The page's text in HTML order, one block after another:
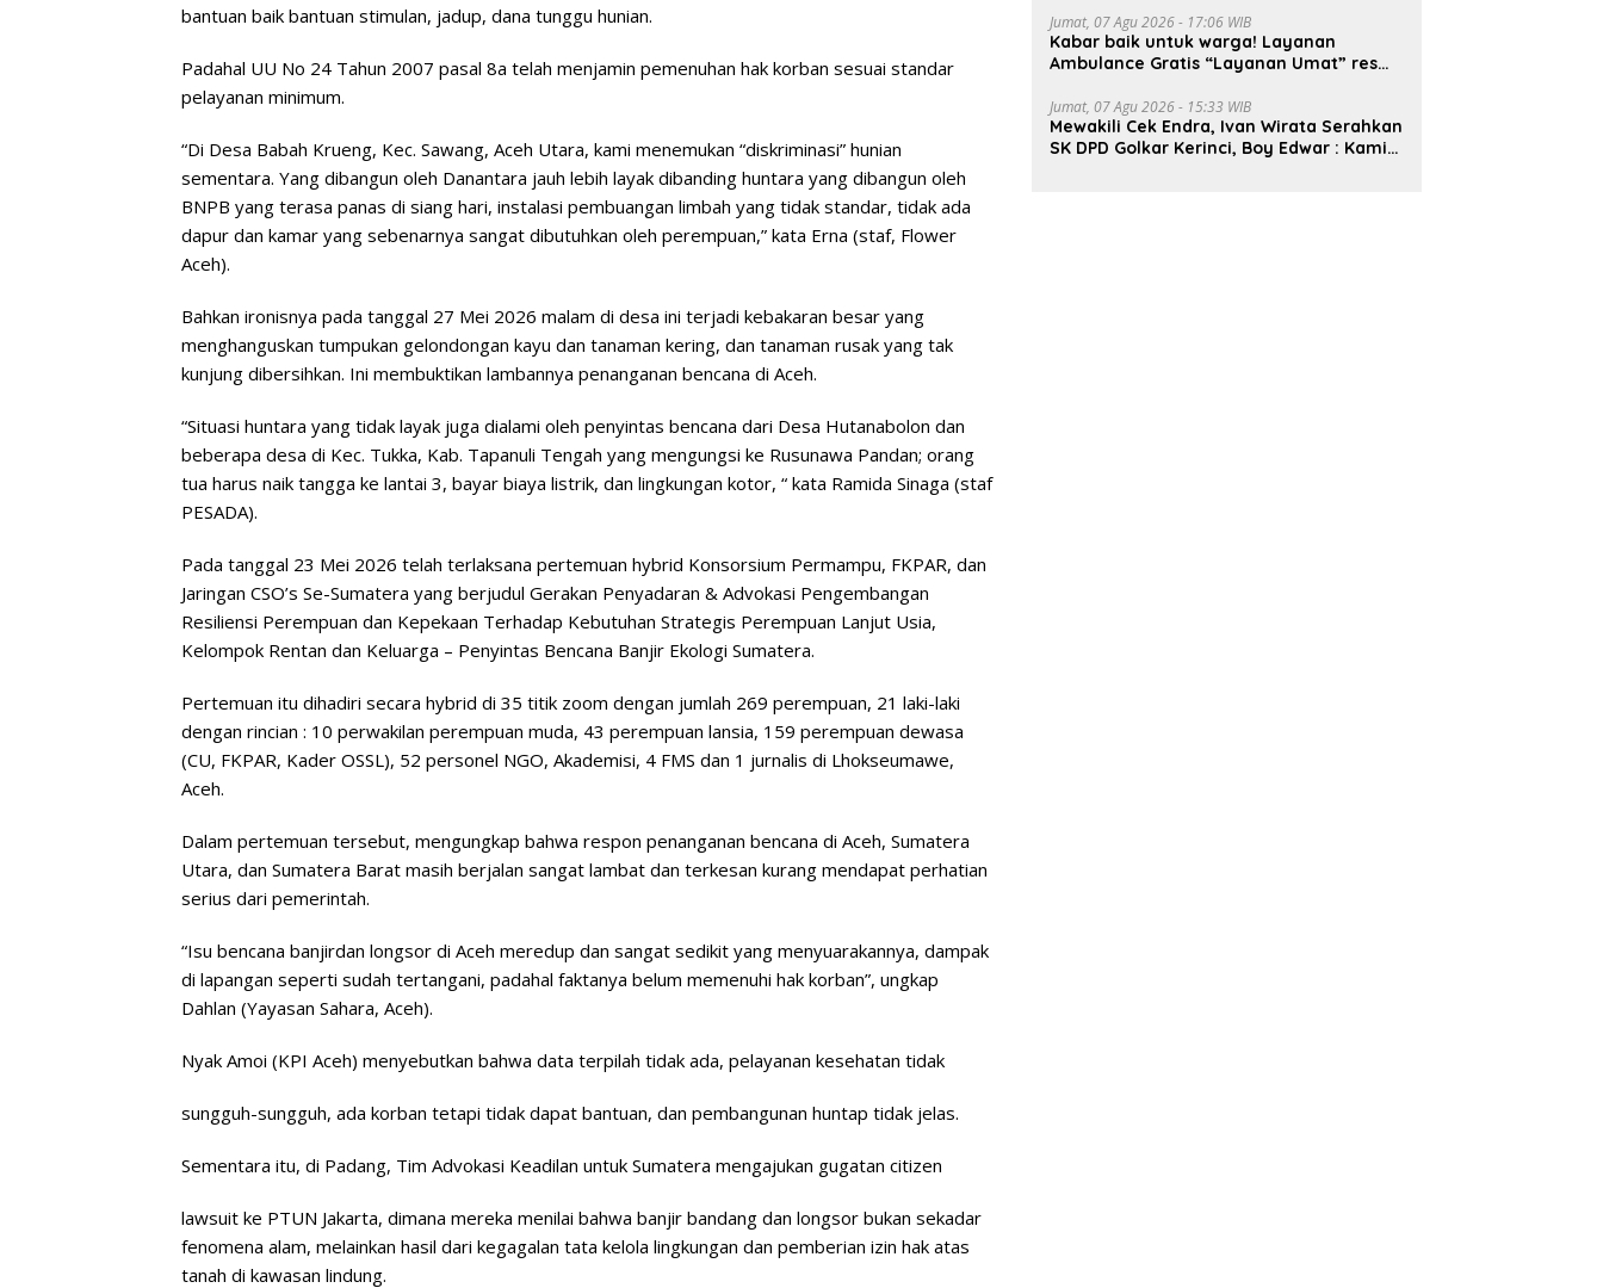
bantuan baik bantuan stimulan, jadup, dana tunggu hunian.
Padahal UU No 24 Tahun 2007 pasal 8a telah menjamin pemenuhan hak korban sesuai standar
pelayanan minimum.
“Di Desa Babah Krueng, Kec. Sawang, Aceh Utara, kami menemukan “diskriminasi” hunian
sementara. Yang dibangun oleh Danantara jauh lebih layak dibanding huntara yang dibangun oleh
BNPB yang terasa panas di siang hari, instalasi pembuangan limbah yang tidak standar, tidak ada
dapur dan kamar yang sebenarnya sangat dibutuhkan oleh perempuan,” kata Erna (staf, Flower
Aceh).
Bahkan ironisnya pada tanggal 27 Mei 2026 malam di desa ini terjadi kebakaran besar yang
menghanguskan tumpukan gelondongan kayu dan tanaman kering, dan tanaman rusak yang tak
kunjung dibersihkan. Ini membuktikan lambannya penanganan bencana di Aceh.
“Situasi huntara yang tidak layak juga dialami oleh penyintas bencana dari Desa Hutanabolon dan
beberapa desa di Kec. Tukka, Kab. Tapanuli Tengah yang mengungsi ke Rusunawa Pandan; orang
tua harus naik tangga ke lantai 3, bayar biaya listrik, dan lingkungan kotor, “ kata Ramida Sinaga (staf
PESADA).
Pada tanggal 23 Mei 2026 telah terlaksana pertemuan hybrid Konsorsium Permampu, FKPAR, dan
Jaringan CSO’s Se-Sumatera yang berjudul Gerakan Penyadaran & Advokasi Pengembangan
Resiliensi Perempuan dan Kepekaan Terhadap Kebutuhan Strategis Perempuan Lanjut Usia,
Kelompok Rentan dan Keluarga – Penyintas Bencana Banjir Ekologi Sumatera.
Pertemuan itu dihadiri secara hybrid di 35 titik zoom dengan jumlah 269 perempuan, 21 laki-laki
dengan rincian : 10 perwakilan perempuan muda, 43 perempuan lansia, 159 perempuan dewasa
(CU, FKPAR, Kader OSSL), 52 personel NGO, Akademisi, 4 FMS dan 1 jurnalis di Lhokseumawe,
Aceh.
Dalam pertemuan tersebut, mengungkap bahwa respon penanganan bencana di Aceh, Sumatera
Utara, dan Sumatera Barat masih berjalan sangat lambat dan terkesan kurang mendapat perhatian
serius dari pemerintah.
“Isu bencana banjirdan longsor di Aceh meredup dan sangat sedikit yang menyuarakannya, dampak
di lapangan seperti sudah tertangani, padahal faktanya belum memenuhi hak korban”, ungkap
Dahlan (Yayasan Sahara, Aceh).
Nyak Amoi (KPI Aceh) menyebutkan bahwa data terpilah tidak ada, pelayanan kesehatan tidak
sungguh-sungguh, ada korban tetapi tidak dapat bantuan, dan pembangunan huntap tidak jelas.
Sementara itu, di Padang, Tim Advokasi Keadilan untuk Sumatera mengajukan gugatan citizen
lawsuit ke PTUN Jakarta, dimana mereka menilai bahwa banjir bandang dan longsor bukan sekadar
fenomena alam, melainkan hasil dari kegagalan tata kelola lingkungan dan pemberian izin hak atas
tanah di kawasan lindung.
Jumat, 07 Agu 2026 - 17:06 WIB
Kabar baik untuk warga! Layanan
Ambulance Gratis “Layanan Umat” resmi
Jumat, 07 Agu 2026 - 15:33 WIB
Mewakili Cek Endra, Ivan Wirata Serahkan
SK DPD Golkar Kerinci, Boy Edwar : Kami